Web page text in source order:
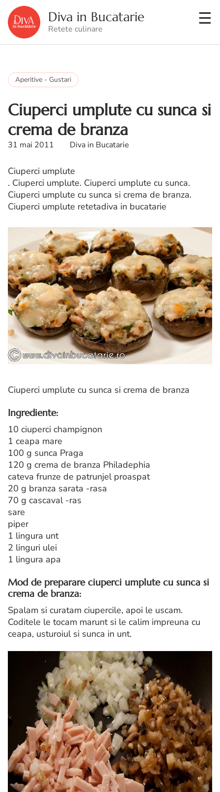
Diva in Bucatarie
Retete culinare
Aperitive - Gustari
Ciuperci umplute cu sunca si
crema de branza
31 mai 2011 Diva in Bucatarie
Ciuperci umplute
. Ciuperci umplute. Ciuperci umplute cu sunca.
Ciuperci umplute cu sunca si crema de branza.
Ciuperci umplute retetadiva in bucatarie
Ciuperci umplute cu sunca si crema de branza
Ingrediente:
10 ciuperci champignon
1 ceapa mare
100 g sunca Praga
120 g crema de branza Philadephia
cateva frunze de patrunjel proaspat
20 g branza sarata -rasa
70 g cascaval -ras
sare
piper
1 lingura unt
2 linguri ulei
1 lingura apa
Mod de preparare ciuperci umplute cu sunca si
crema de branza:
Spalam si curatam ciupercile, apoi le uscam.
Coditele le tocam marunt si le calim impreuna cu
ceapa, usturoiul si sunca in unt.